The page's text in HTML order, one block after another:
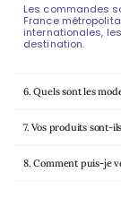
Les commandes
France
internationales,
destination.
6. Quels sont les
7. Vos produits sont-
8. Comment puis-je